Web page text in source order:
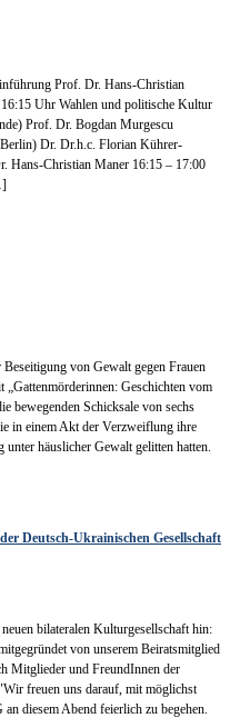
Prof. Dr. Hans-Christian
Uhr Wahlen und politische Kultur
Prof. Dr. Bogdan Murgescu
Dr. Dr.h.c. Florian Kührer-
Hans-Christian Maner 16:15 ‒ 17:00
von Gewalt gegen Frauen
Geschichten vom
bewegenden Schicksale von sechs
in einem Akt der Verzweiflung ihre
unter häuslicher Gewalt gelitten hatten.
Deutsch-Ukrainischen Gesellschaft
bilateralen Kulturgesellschaft hin:
von unserem Beiratsmitglied
Mitglieder und FreundInnen der
freuen uns darauf, mit möglichst
diesem Abend feierlich zu begehen.